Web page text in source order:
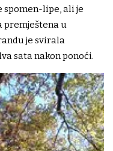
spomen-lipe, ali je
premještena u
je svirala
sata nakon ponoći.